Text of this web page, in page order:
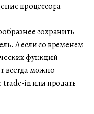
процессора
сохранить
А если со временем
функций
всегда можно
trade-in или продать